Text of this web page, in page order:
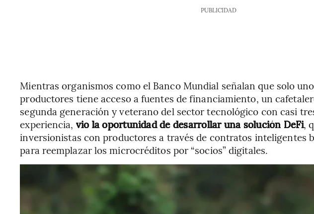
PUBLICIDAD
Mientras organismos como el Banco Mundial señalan que solo uno
productores tiene acceso a fuentes de financiamiento, un
segunda generación y veterano del sector tecnológico con casi
experiencia, vio la oportunidad de desarrollar una solución DeFi,
inversionistas con productores a través de contratos inteligentes
para reemplazar los microcréditos por “socios” digitales.